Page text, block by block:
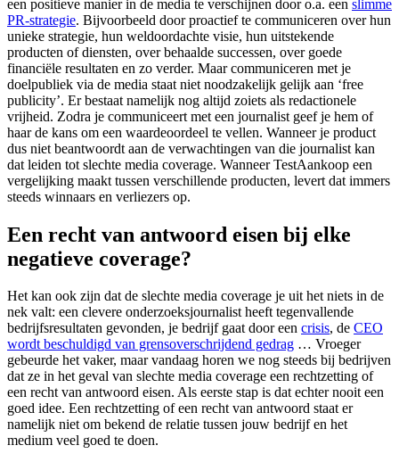
een positieve manier in de media te verschijnen door o.a. een slimme
PR-strategie. Bijvoorbeeld door proactief te communiceren over hun
unieke strategie, hun weldoordachte visie, hun uitstekende
producten of diensten, over behaalde successen, over goede
financiële resultaten en zo verder. Maar communiceren met je
doelpubliek via de media staat niet noodzakelijk gelijk aan ‘free
publicity’. Er bestaat namelijk nog altijd zoiets als redactionele
vrijheid. Zodra je communiceert met een journalist geef je hem of
haar de kans om een waardeoordeel te vellen. Wanneer je product
dus niet beantwoordt aan de verwachtingen van die journalist kan
dat leiden tot slechte media coverage. Wanneer TestAankoop een
vergelijking maakt tussen verschillende producten, levert dat immers
steeds winnaars en verliezers op.
Een recht van antwoord eisen bij elke
negatieve coverage?
Het kan ook zijn dat de slechte media coverage je uit het niets in de
nek valt: een clevere onderzoeksjournalist heeft tegenvallende
bedrijfsresultaten gevonden, je bedrijf gaat door een crisis, de CEO
wordt beschuldigd van grensoverschrijdend gedrag … Vroeger
gebeurde het vaker, maar vandaag horen we nog steeds bij bedrijven
dat ze in het geval van slechte media coverage een rechtzetting of
een recht van antwoord eisen. Als eerste stap is dat echter nooit een
goed idee. Een rechtzetting of een recht van antwoord staat er
namelijk niet om bekend de relatie tussen jouw bedrijf en het
medium veel goed te doen.